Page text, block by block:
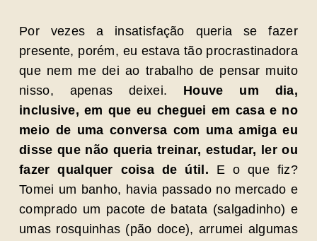
Por vezes a insatisfação queria se fazer
presente, porém, eu estava tão procrastinadora
que nem me dei ao trabalho de pensar muito
nisso, apenas deixei. Houve um dia,
inclusive, em que eu cheguei em casa e no
meio de uma conversa com uma amiga eu
disse que não queria treinar, estudar, ler ou
fazer qualquer coisa de útil. E o que fiz?
Tomei um banho, havia passado no mercado e
comprado um pacote de batata (salgadinho) e
umas rosquinhas (pão doce), arrumei algumas